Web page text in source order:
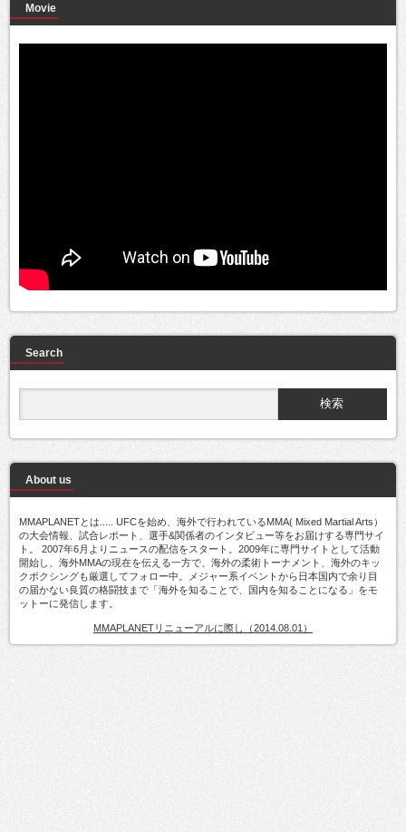
Movie
Search
About us
MMAPLANETとは..... UFCを始め、海外で行われているMMA( Mixed Martial Arts）
の大会情報、試合レポート、選手&関係者のインタビュー等をお届けする専門サイ
ト。 2007年6月よりニュースの配信をスタート。2009年に専門サイトとして活動
開始し、海外MMAの現在を伝える一方で、海外の柔術トーナメント、海外のキッ
クボクシングも厳選してフォロー中。メジャー系イベントから日本国内で余り目
の届かない良質の格闘技まで「海外を知ることで、国内を知ることになる」をモ
ットーに発信します。
MMAPLANETリニューアルに際し（2014.08.01）